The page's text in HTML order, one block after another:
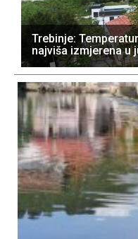
Trebinje:
najviša izmjerena u